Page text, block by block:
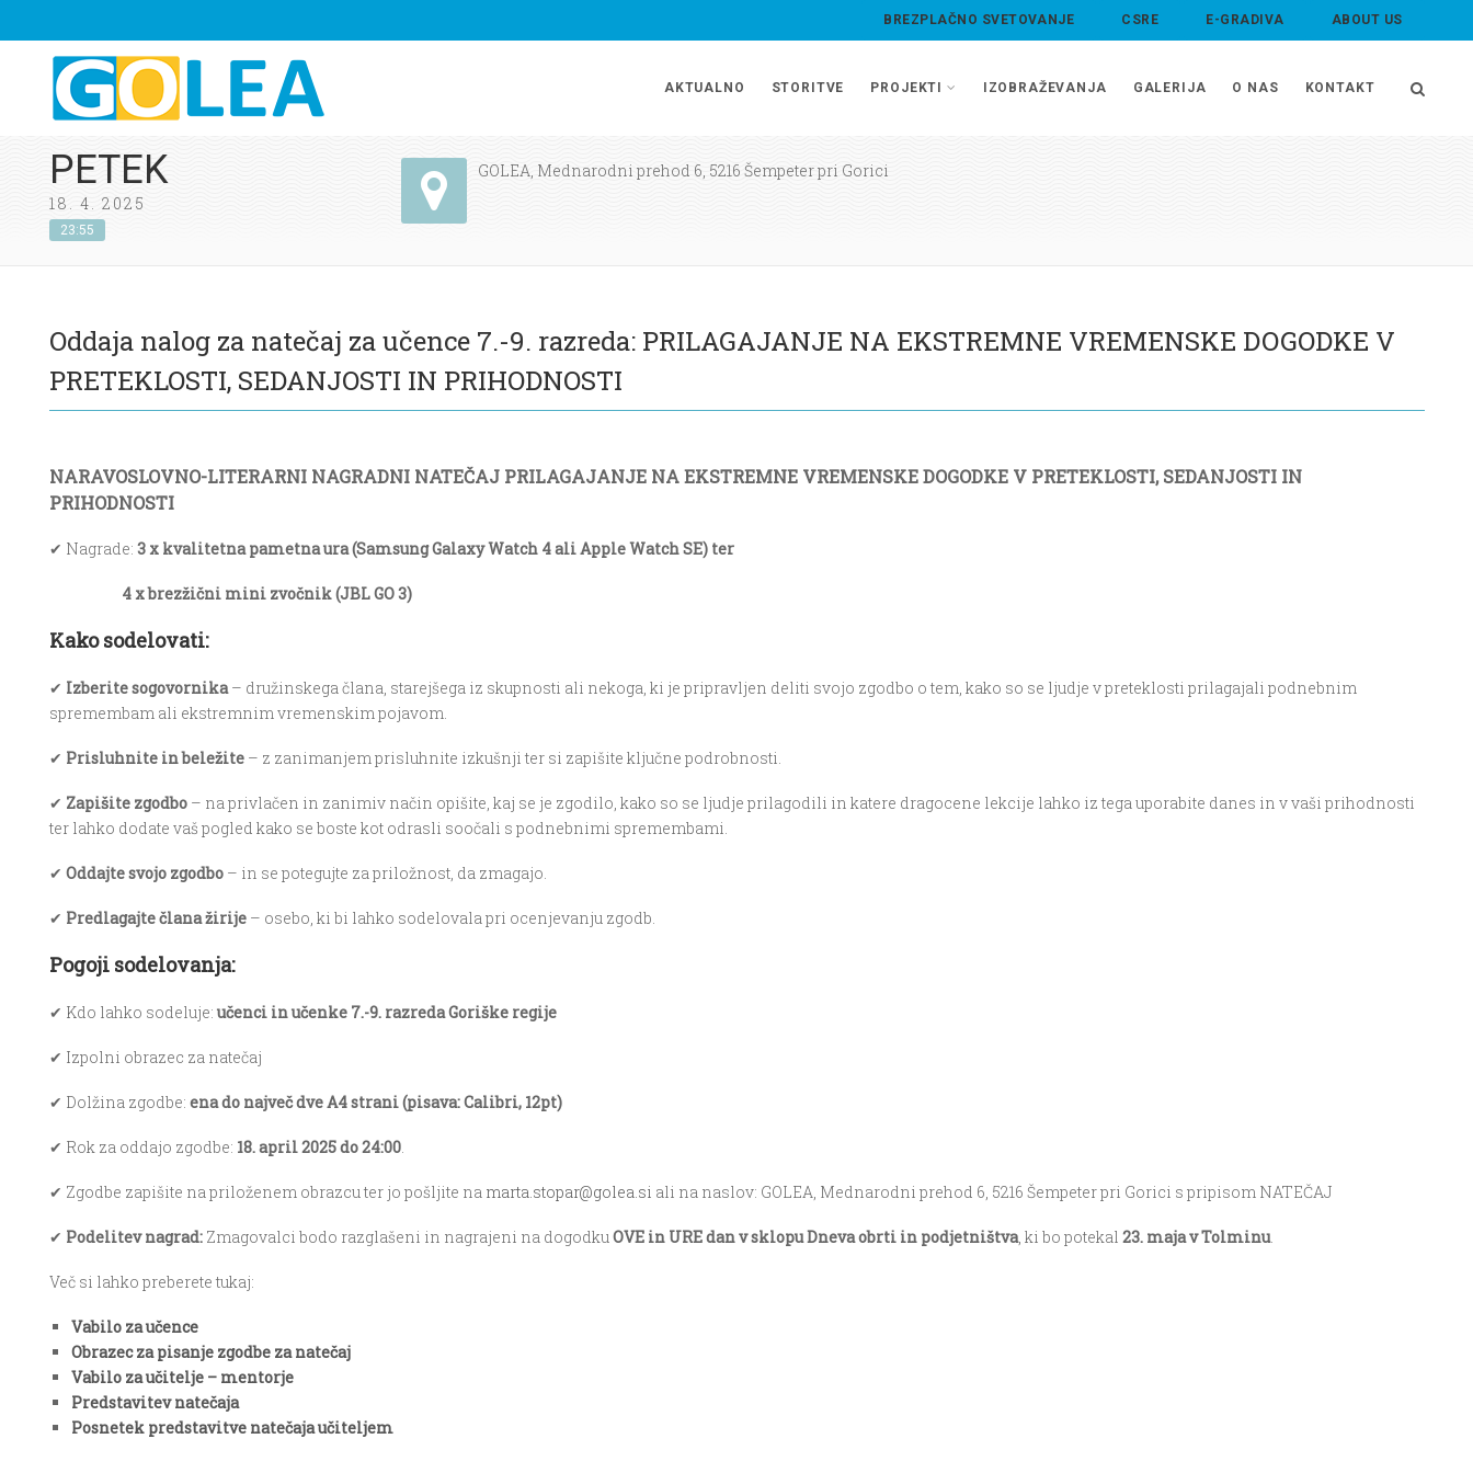
BREZPLAČNO SVETOVANJE CSRE E-GRADIVA ABOUT US
AKTUALNO STORITVE PROJEKTI IZOBRAŽEVANJA GALERIJA O NAS KONTAKT
PETEK
18. 4. 2025
23:55
GOLEA, Mednarodni prehod 6, 5216 Šempeter pri Gorici
Oddaja nalog za natečaj za učence 7.-9. razreda: PRILAGAJANJE NA EKSTREMNE VREMENSKE DOGODKE V
PRETEKLOSTI, SEDANJOSTI IN PRIHODNOSTI
NARAVOSLOVNO-LITERARNI NAGRADNI NATEČAJ PRILAGAJANJE NA EKSTREMNE VREMENSKE DOGODKE V PRETEKLOSTI, SEDANJOSTI IN
PRIHODNOSTI
✔ Nagrade: 3 x kvalitetna pametna ura (Samsung Galaxy Watch 4 aliApple Watch SE) ter
4 x brezžični mini zvočnik (JBL GO 3)
Kako sodelovati:
✔ Izberite sogovornika– družinskega člana, starejšega iz skupnosti ali nekoga, ki je pripravljen deliti svojo zgodbo o tem, kako so se ljudje v preteklosti prilagajali podnebnim
spremembam ali ekstremnim vremenskim pojavom.
✔ Prisluhnite in beležite– z zanimanjem prisluhnite izkušnji ter si zapišite ključne podrobnosti.
✔ Zapišite zgodbo– na privlačen in zanimiv način opišite, kaj se je zgodilo, kako so se ljudje prilagodili in katere dragocene lekcije lahko iz tega uporabite danes in v vaši prihodnosti
ter lahko dodate vaš pogled kako se boste kot odrasli soočali s podnebnimi spremembami.
✔ Oddajte svojo zgodbo– in se potegujte za priložnost, da zmagajo.
✔ Predlagajte člana žirije– osebo, ki bi lahko sodelovala pri ocenjevanju zgodb.
Pogoji sodelovanja:
✔ Kdo lahko sodeluje: učenci in učenke 7.-9. razreda Goriške regije
✔ Izpolni obrazec za natečaj
✔ Dolžina zgodbe: ena do največ dve A4 strani (pisava: Calibri, 12pt)
✔ Rok za oddajo zgodbe: 18. april 2025 do 24:00.
✔ Zgodbe zapišite na priloženem obrazcu ter jo pošljite na marta.stopar@golea.si ali na naslov: GOLEA, Mednarodni prehod 6, 5216 Šempeter pri Gorici s pripisom NATEČAJ
✔ Podelitev nagrad: Zmagovalci bodo razglašeni in nagrajeni na dogodkuOVE in URE dan v sklopu Dneva obrti in podjetništva, ki bo potekal 23. maja v Tolminu.
Več si lahko preberete tukaj:
Vabilo za učence
Obrazec za pisanje zgodbe za natečaj
Vabilo za učitelje – mentorje
Predstavitev natečaja
Posnetek predstavitve natečaja učiteljem